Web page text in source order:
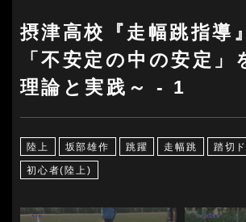
摂津高校『走幅跳指導
「不安定の中の安定」
理論と実践～ - 1
陸上 坂部雄作 跳躍 走幅跳 踏切
初心者(陸上)